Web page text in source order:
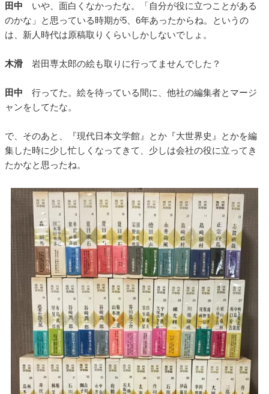
田中 いや、面白くなかったな。「自分が役に立つことがある
のかな」と思っている時期が5、6年あったからね。というの
は、新人時代は原稿取りくらいしかしないでしょ。
木滑 岩田専太郎の絵も取りに行ってませんでした？
田中 行ってた。絵を待っている間に、他社の編集者とマージ
ャンをしてたな。
で、そのあと、『現代日本文学館』とか『大世界史』とかを編
集した時に少し忙しくなってきて、少しは会社の役に立ってき
たかなと思ったね。